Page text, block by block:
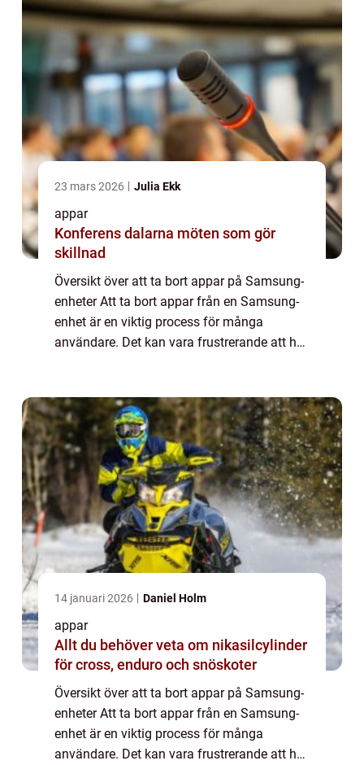
23 mars 2026 Julia Ekk
appar
Konferens dalarna möten som gör
skillnad
Översikt över att ta bort appar på Samsung-
enheter Att ta bort appar från en Samsung-
enhet är en viktig process för många
användare. Det kan vara frustrerande att ha
artikel ...
14 januari 2026 Daniel Holm
appar
Allt du behöver veta om nikasilcylinder
för cross, enduro och snöskoter
Översikt över att ta bort appar på Samsung-
enheter Att ta bort appar från en Samsung-
enhet är en viktig process för många
användare. Det kan vara frustrerande att ha